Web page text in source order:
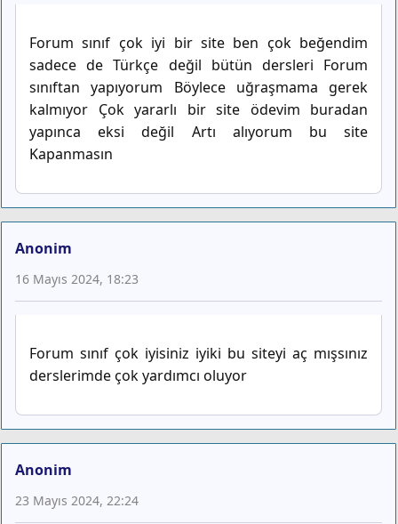
Forum sınıf çok iyi bir site ben çok beğendim
sadece de Türkçe değil bütün dersleri Forum
sınıftan yapıyorum Böylece uğraşmama gerek
kalmıyor Çok yararlı bir site ödevim buradan
yapınca eksi değil Artı alıyorum bu site
Kapanmasın
Anonim
16 Mayıs 2024, 18:23
Forum sınıf çok iyisiniz iyiki bu siteyi aç mışsınız
derslerimde çok yardımcı oluyor
Anonim
23 Mayıs 2024, 22:24